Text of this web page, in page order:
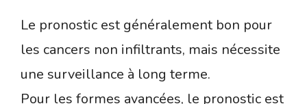
Le pronostic est généralement bon pour
les cancers non infiltrants, mais nécessite
une surveillance à long terme.
Pour les formes avancées, le pronostic est